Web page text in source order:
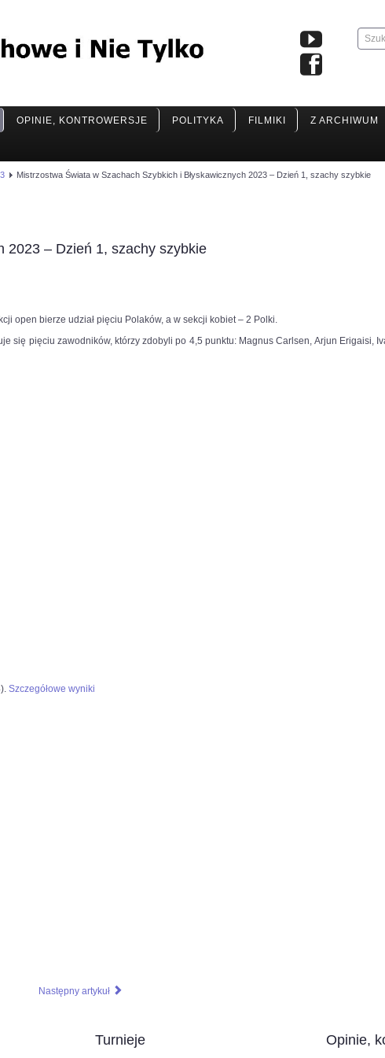
OPINIE, KONTROWERSJE POLITYKA FILMIKI Z ARCHIWUM
Mistrzostwa Świata w Szachach Szybkich i Błyskawicznych 2023 – Dzień 1, szachy szybkie
2023 – Dzień 1, szachy szybkie
open bierze udział pięciu Polaków, a w sekcji kobiet – 2 Polki.
się pięciu zawodników, którzy zdobyli po 4,5 punktu: Magnus Carlsen, Arjun Erigaisi,
Szczegółowe wyniki
Następny artykuł
Turnieje Opinie,